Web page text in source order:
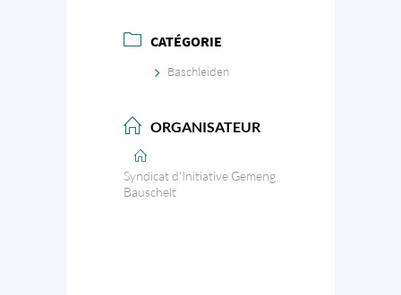
CATÉGORIE
Baschleiden
ORGANISATEUR
Syndicat d'Initiative Gemeng
Bauschelt